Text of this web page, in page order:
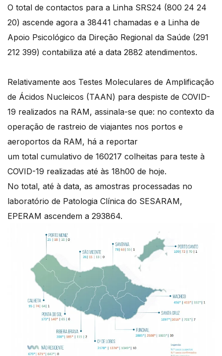
O total de contactos para a Linha SRS24 (800 24 24
20) ascende agora a 38441 chamadas e a Linha de
Apoio Psicológico da Direção Regional da Saúde (291
212 399) contabiliza até a data 2882 atendimentos.
Relativamente aos Testes Moleculares de Amplificação
de Ácidos Nucleicos (TAAN) para despiste de COVID-
19 realizados na RAM, assinala-se que: no contexto da
operação de rastreio de viajantes nos portos e
aeroportos da RAM, há a reportar
um total cumulativo de 160217 colheitas para teste à
COVID-19 realizadas até às 18h00 de hoje.
No total, até à data, as amostras processadas no
laboratório de Patologia Clínica do SESARAM,
EPERAM ascendem a 293864.